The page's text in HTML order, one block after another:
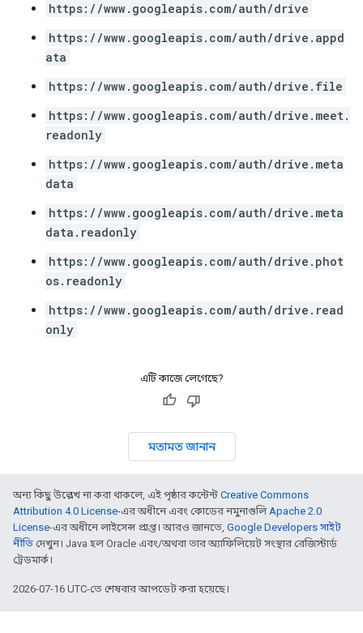
https://www.googleapis.com/auth/drive
https://www.googleapis.com/auth/drive.appd
ata
https://www.googleapis.com/auth/drive.file
https://www.googleapis.com/auth/drive.meet.
readonly
https://www.googleapis.com/auth/drive.meta
data
https://www.googleapis.com/auth/drive.meta
data.readonly
https://www.googleapis.com/auth/drive.phot
os.readonly
https://www.googleapis.com/auth/drive.read
only
এটি কাজে লেগেছে?
মতামত জানান
অন্য কিছু উল্লেখ না করা থাকলে, এই পৃষ্ঠার কন্টেন্ট Creative Commons
Attribution 4.0 License-এর অধীনে এবং কোডের নমুনাগুলিApache 2.0
License-এর অধীনে লাইসেন্স প্রাপ্ত। আরও জানতে, Google Developers সাইট
নীতি দেখুন। Java হল Oracle এবং/অথবা তার অ্যাফিলিয়েট সংস্থার রেজিস্টার্ড
ট্রেডমার্ক।
2026-07-16 UTC-তে শেষবার আপডেট করা হয়েছে।